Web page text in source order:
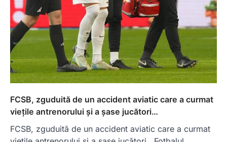
FCSB, zguduită de un accident aviatic care a curmat
viețile antrenorului și a șase jucători…
FCSB, zguduită de un accident aviatic care a curmat